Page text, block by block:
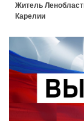
Житель
Карелии